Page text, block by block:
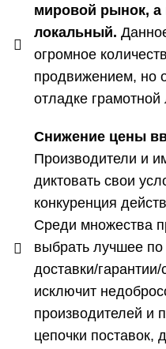
мировой рынок, а
локальный.
огромное
продвижением, но
отладке грамотной
Снижение цены
Производители и
диктовать свои
конкуренция
Среди множества
выбрать лучшее
доставки/
исключит
производителей и
цепочки поставок,